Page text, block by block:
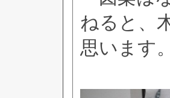
ねると、
思います。